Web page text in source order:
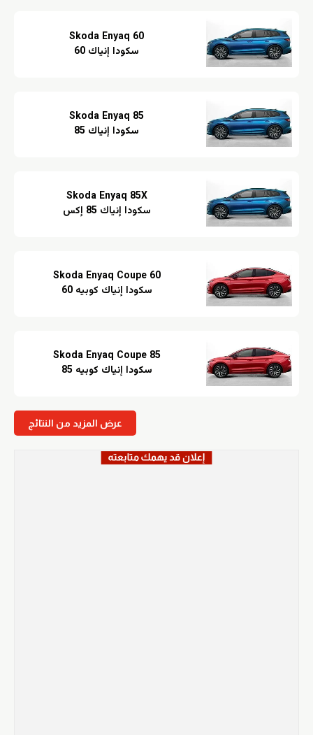
Skoda Enyaq 60
سكودا إنياك 60
Skoda Enyaq 85
سكودا إنياك 85
Skoda Enyaq 85X
سكودا إنياك 85 إكس
Skoda Enyaq Coupe 60
سكودا إنياك كوبيه 60
Skoda Enyaq Coupe 85
سكودا إنياك كوبيه 85
عرض المزيد من النتائج